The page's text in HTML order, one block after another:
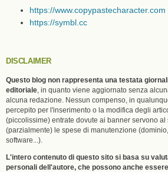
https://www.copypastecharacter.com
https://symbl.cc
DISCLAIMER
Questo blog non rappresenta una testata
editoriale , in quanto viene aggiornato senza
alcuna redazione. Nessun compenso, in
percepito per l'inserimento o la modifica degli
(piccolissime) entrate dovute ai banner servono
(parzialmente) le spese di manutenzione
software...).
L'intero contenuto di questo sito si basa su
personali dell'autore, che possono anche